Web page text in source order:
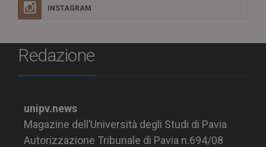
INSTAGRAM
Redazione
unipv.news
Magazine dell’Università degli Studi di Pavia
Autorizzazione Tribunale di Pavia n.694/08